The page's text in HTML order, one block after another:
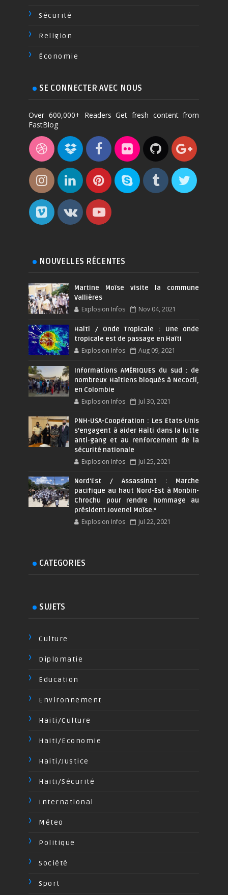
Sécurité
Religion
Économie
SE CONNECTER AVEC NOUS
Over 600,000+ Readers Get fresh content from
FastBlog
NOUVELLES RÉCENTES
Martine Moïse visite la commune
Vallières
Explosion Infos Nov 04, 2021
Haiti / Onde Tropicale : Une onde
tropicale est de passage en Haïti
Explosion Infos Aug 09, 2021
Informations AMÉRIQUES du sud : de
nombreux Haïtiens bloqués à Necoclí,
en Colombie
Explosion Infos Jul 30, 2021
PNH-USA-Coopération : Les Etats-Unis
s’engagent à aider Haïti dans la lutte
anti-gang et au renforcement de la
sécurité nationale
Explosion Infos Jul 25, 2021
Nord'Est / Assassinat : Marche
pacifique au haut Nord-Est à Monbin-
Chrochu pour rendre hommage au
président Jovenel Moïse.*
Explosion Infos Jul 22, 2021
CATEGORIES
SUJETS
Culture
Diplomatie
Education
Environnement
Haiti/Culture
Haiti/Economie
Haiti/Justice
Haiti/Sécurité
International
Méteo
Politique
Société
Sport